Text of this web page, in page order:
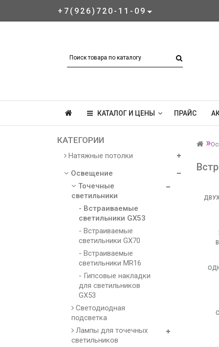
+7(926)720-11-09
КАТАЛОГ И ЦЕНЫ ПРАЙС
КАТЕГОРИИ
Натяжные потолки
Освещение
Точечные
светильники
- Встраиваемые
светильники GX53
- Встраиваемые
светильники GX70
- Встраиваемые
светильники MR16
- Гипсовые накладки
для светильников
GX53
Светодиодная
подсветка
Лампы для точечных
светильников